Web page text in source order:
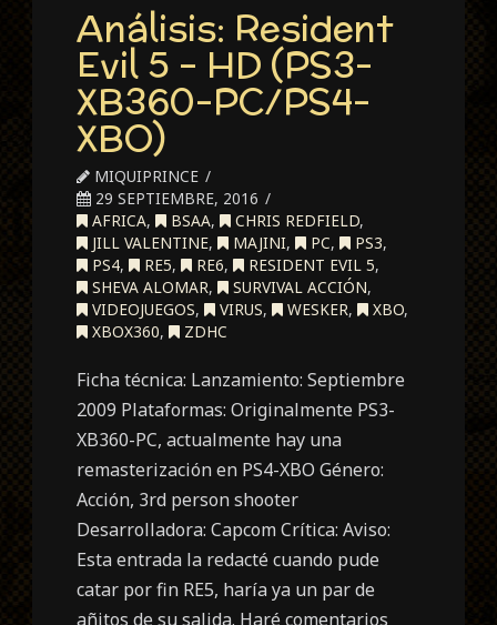
Análisis: Resident
Evil 5 – HD (PS3-
XB360-PC/PS4-
XBO)
MIQUIPRINCE
29 SEPTIEMBRE, 2016
AFRICA, BSAA, CHRIS REDFIELD,
JILL VALENTINE, MAJINI, PC, PS3,
PS4, RE5, RE6, RESIDENT EVIL 5,
SHEVA ALOMAR, SURVIVAL ACCIÓN,
VIDEOJUEGOS, VIRUS, WESKER, XBO,
XBOX360, ZDHC
Ficha técnica: Lanzamiento: Septiembre
2009 Plataformas: Originalmente PS3-
XB360-PC, actualmente hay una
remasterización en PS4-XBO Género:
Acción, 3rd person shooter
Desarrolladora: Capcom Crítica: Aviso:
Esta entrada la redacté cuando pude
catar por fin RE5, haría ya un par de
añitos de su salida. Haré comentarios